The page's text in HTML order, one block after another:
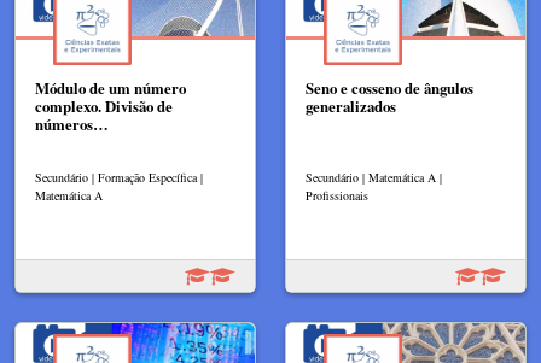
Módulo de um número
complexo. Divisão de
números…
Secundário | Formação Específica |
Matemática A
Seno e cosseno de ângulos
generalizados
Secundário | Matemática A |
Profissionais